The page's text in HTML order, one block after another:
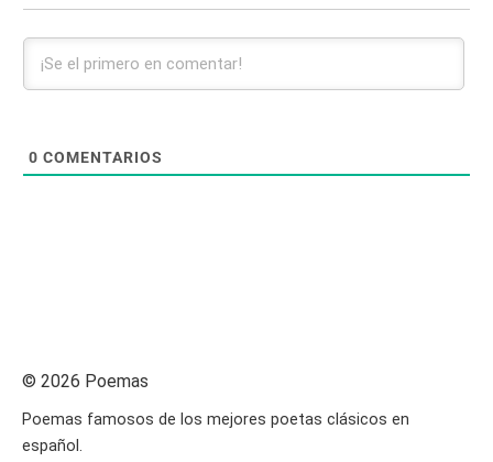
0 COMENTARIOS
© 2026 Poemas
Poemas famosos de los mejores poetas clásicos en
español.